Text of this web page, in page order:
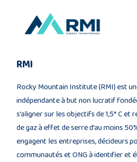
RMI
Rocky Mountain Institute (RMI) est
indépendante à but non lucratif
s’aligner sur les objectifs de 1,5° C et
de gaz à effet de serre d’au moins
engagent les entreprises, décideurs
communautés et ONG à identifier et